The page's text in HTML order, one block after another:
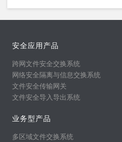
安全应用产品
跨网文件安全交换系统
网络安全隔离与信息交换系统
文件安全传输网关
文件安全导入导出系统
业务型产品
多区域文件交换系统